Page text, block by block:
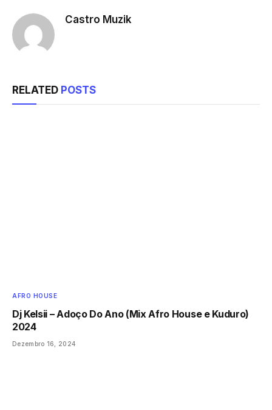
Castro Muzik
RELATED POSTS
AFRO HOUSE
Dj Kelsii – Adoço Do Ano (Mix Afro House e Kuduro)
2024
Dezembro 16, 2024